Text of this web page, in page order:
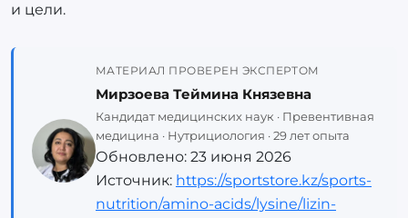
и цели.
МАТЕРИАЛ ПРОВЕРЕН ЭКСПЕРТОМ
Мирзоева Теймина Князевна
Кандидат медицинских наук · Превентивная
медицина · Нутрициология · 29 лет опыта
Обновлено: 23 июня 2026
Источник: https://sportstore.kz/sports-
nutrition/amino-acids/lysine/lizin-